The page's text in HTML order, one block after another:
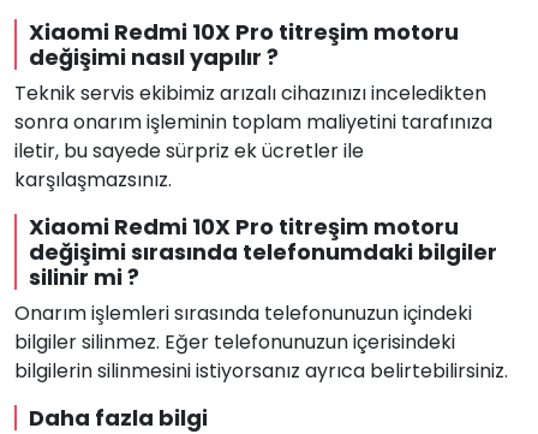
Xiaomi Redmi 10X Pro titreşim motoru
değişimi nasıl yapılır ?
Teknik servis ekibimiz arızalı cihazınızı inceledikten
sonra onarım işleminin toplam maliyetini tarafınıza
iletir, bu sayede sürpriz ek ücretler ile
karşılaşmazsınız.
Xiaomi Redmi 10X Pro titreşim motoru
değişimi sırasında telefonumdaki bilgiler
silinir mi ?
Onarım işlemleri sırasında telefonunuzun içindeki
bilgiler silinmez. Eğer telefonunuzun içerisindeki
bilgilerin silinmesini istiyorsanız ayrıca belirtebilirsiniz.
Daha fazla bilgi